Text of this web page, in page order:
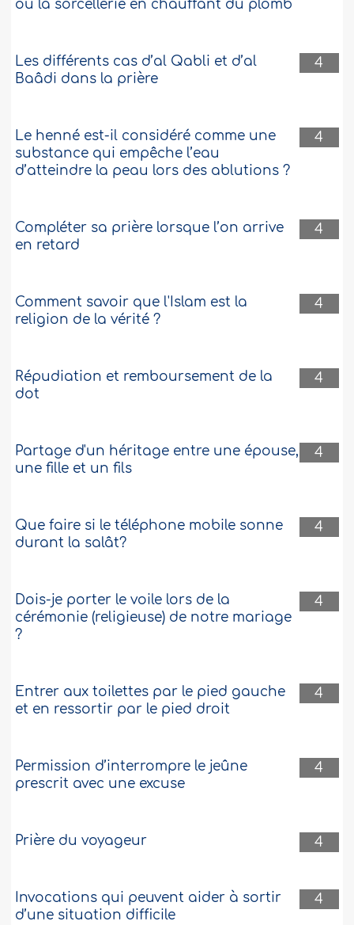
ou la sorcellerie en chauffant du plomb
4
Les différents cas d’al Qabli et d’al
Baâdi dans la prière
4
Le henné est-il considéré comme une
substance qui empêche l’eau
d’atteindre la peau lors des ablutions ?
4
Compléter sa prière lorsque l’on arrive
en retard
4
Comment savoir que l'Islam est la
religion de la vérité ?
4
Répudiation et remboursement de la
dot
4
Partage d'un héritage entre une épouse,
une fille et un fils
4
Que faire si le téléphone mobile sonne
durant la salât?
4
Dois-je porter le voile lors de la
cérémonie (religieuse) de notre mariage
?
4
Entrer aux toilettes par le pied gauche
et en ressortir par le pied droit
4
Permission d’interrompre le jeûne
prescrit avec une excuse
4
Prière du voyageur
4
Invocations qui peuvent aider à sortir
d’une situation difficile